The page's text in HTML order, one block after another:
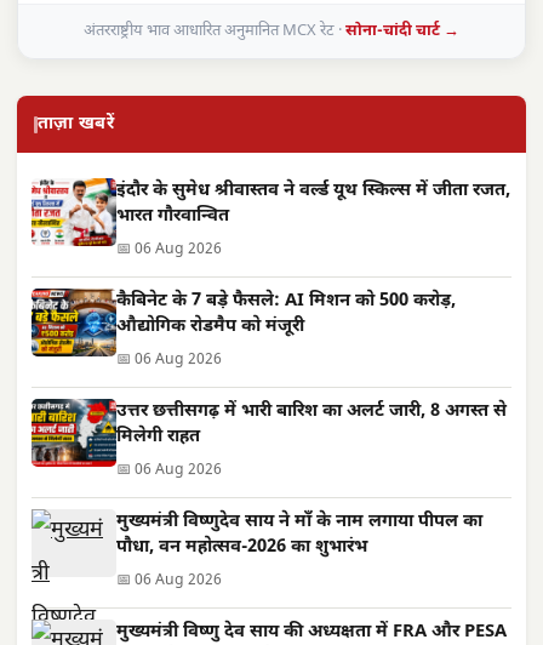
अंतरराष्ट्रीय भाव आधारित अनुमानित MCX रेट ·सोना-चांदी चार्ट →
ताज़ा खबरें
इंदौर के सुमेध श्रीवास्तव ने वर्ल्ड यूथ स्किल्स में जीता रजत,
भारत गौरवान्वित
📅 06 Aug 2026
कैबिनेट के 7 बड़े फैसले: AI मिशन को 500 करोड़,
औद्योगिक रोडमैप को मंजूरी
📅 06 Aug 2026
उत्तर छत्तीसगढ़ में भारी बारिश का अलर्ट जारी, 8 अगस्त से
मिलेगी राहत
📅 06 Aug 2026
मुख्यमंत्री विष्णुदेव साय ने माँ के नाम लगाया पीपल का
पौधा, वन महोत्सव-2026 का शुभारंभ
📅 06 Aug 2026
मुख्यमंत्री विष्णु देव साय की अध्यक्षता में FRA और PESA